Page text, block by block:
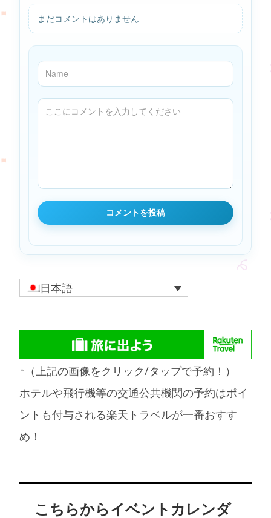
まだコメントはありません
日本語
↑（上記の画像をクリック/タップで予約！）
ホテルや飛行機等の交通公共機関の予約はポイ
ントも付与される楽天トラベルが一番おすす
め！
こちらからイベントカレンダ